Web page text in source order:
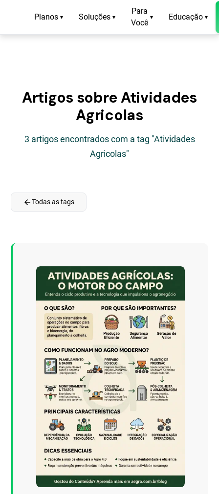
Planos ▾ Soluções ▾
Para
Você
▾ Educação ▾
Artigos sobre Atividades
Agricolas
3 artigos encontrados com a tag "Atividades
Agricolas"
arrow_backTodas as tags